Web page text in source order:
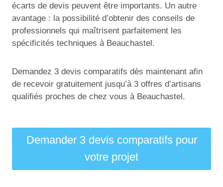
écarts de devis peuvent être importants. Un autre
avantage : la possibilité d’obtenir des conseils de
professionnels qui maîtrisent parfaitement les
spécificités techniques à Beauchastel.
Demandez 3 devis comparatifs dès maintenant afin
de recevoir gratuitement jusqu’à 3 offres d’artisans
qualifiés proches de chez vous à Beauchastel.
Demander 3 devis comparatifs pour
votre projet